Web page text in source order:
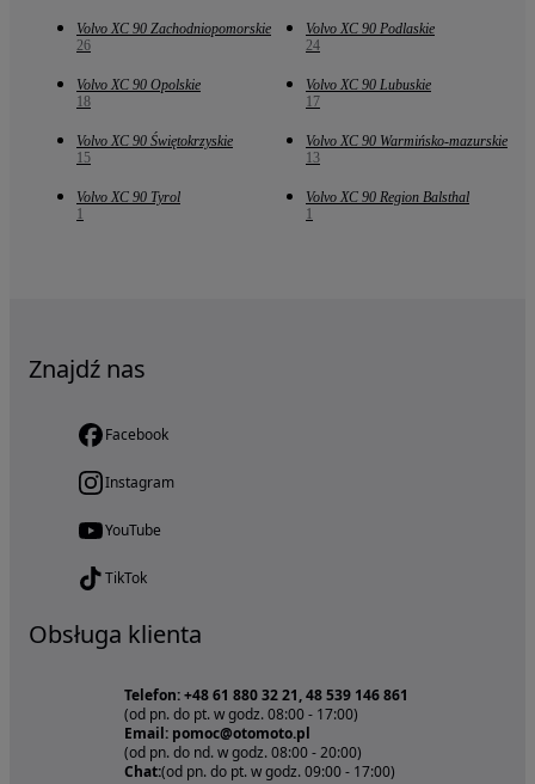
Volvo XC 90 Zachodniopomorskie
26
Volvo XC 90 Podlaskie
24
Volvo XC 90 Opolskie
18
Volvo XC 90 Lubuskie
17
Volvo XC 90 Świętokrzyskie
15
Volvo XC 90 Warmińsko-mazurskie
13
Volvo XC 90 Tyrol
1
Volvo XC 90 Region Balsthal
1
Znajdź nas
Facebook
Instagram
YouTube
TikTok
Obsługa klienta
Telefon: +48 61 880 32 21, 48 539 146 861
(od pn. do pt. w godz. 08:00 - 17:00)
Email: pomoc@otomoto.pl
(od pn. do nd. w godz. 08:00 - 20:00)
Chat:(od pn. do pt. w godz. 09:00 - 17:00)